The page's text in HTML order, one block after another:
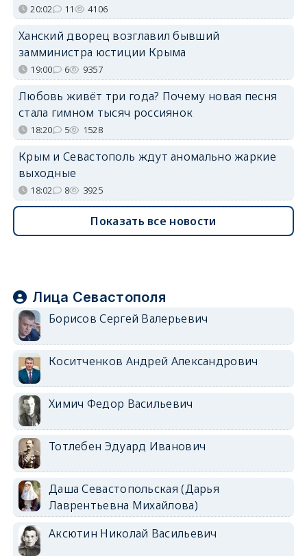
20:02 11 4106
Ханский дворец возглавил бывший
замминистра юстиции Крыма
19:00 6 9357
Любовь живёт три года? Почему новая песня
стала гимном тысяч россиянок
18:20 5 1528
Крым и Севастополь ждут аномально жаркие
выходные
18:02 8 3925
Показать все новости
Лица Севастополя
Борисов Сергей Валерьевич
Коситченков Андрей Александрович
Химич Федор Васильевич
Тотлебен Эдуард Иванович
Даша Севастопольская (Дарья
Лаврентьевна Михайлова)
Аксютин Николай Васильевич